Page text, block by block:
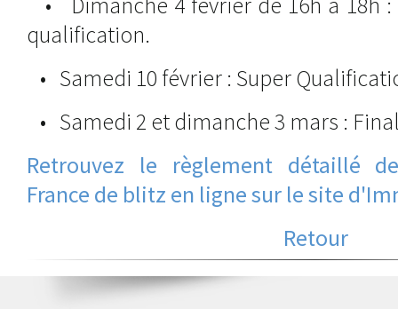
qualification.
• Samedi 10 février : Super
• Samedi 2 et dimanche 3 mars :
Retrouvez le règlement détaillé
France de blitz en ligne sur le site
Retour